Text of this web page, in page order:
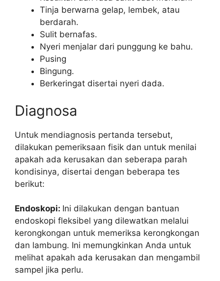
Tinja berwarna gelap, lembek, atau
berdarah.
Sulit bernafas.
Nyeri menjalar dari punggung ke bahu.
Pusing
Bingung.
Berkeringat disertai nyeri dada.
Diagnosa
Untuk mendiagnosis pertanda tersebut,
dilakukan pemeriksaan fisik dan untuk menilai
apakah ada kerusakan dan seberapa parah
kondisinya, disertai dengan beberapa tes
berikut:
Endoskopi: Ini dilakukan dengan bantuan
endoskopi fleksibel yang dilewatkan melalui
kerongkongan untuk memeriksa kerongkongan
dan lambung. Ini memungkinkan Anda untuk
melihat apakah ada kerusakan dan mengambil
sampel jika perlu.